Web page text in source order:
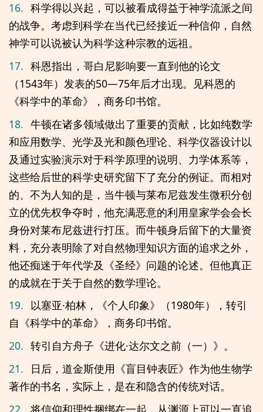
16. 科学得以兴起，可以被看成得益于神学流派之间
的战争。考虑到科学在当代已经接近一种信仰，自然
神学可以说被认为科学这种宗教的远祖。
17. 科恩指出，哥白尼影响要一直到他的论文
（1543年）发表的50—75年后才出现。见科恩的
《科学中的革命》，商务印书馆。
18. 牛顿在诸多领域做出了重要的贡献，比如纯数学
和应用数学、光学及光和颜色理论、科学仪器设计以
及通过实验演示对于科学原理的说明、力学体系等，
这些给后世的科学史研究留下了充分的例证。而相对
的、不为人知的是，当牛顿与莱布尼兹发生微积分创
立的优先权争夺时，他充满恶意的利用皇家学会会长
身份对莱布尼兹进行打压。而牛顿身后留下的大量资
料，充分表明除了对自然物理知识方面的追求之外，
他还痴迷于年代学及《圣经》问题的论述。但他真正
的成就在于关于自然的数学理论。
19. 以塞亚·柏林，《个人印象》（1980年），转引
自《科学中的革命》，商务印书馆。
20. 转引自方舟子《进化·达尔文之前（一）》。
21.
日后，道金斯使用《盲目钟表匠》作为他生物学
著作的书名，实际上，是在和隐含的传统对话。
22. 将信仰和理性捆绑在一起，从渊源上可以一直追